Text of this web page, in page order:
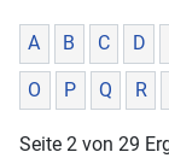
A B C D
O P Q R
Seite 2 von 29